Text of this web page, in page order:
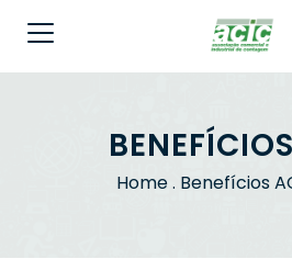
Home. Benefícios